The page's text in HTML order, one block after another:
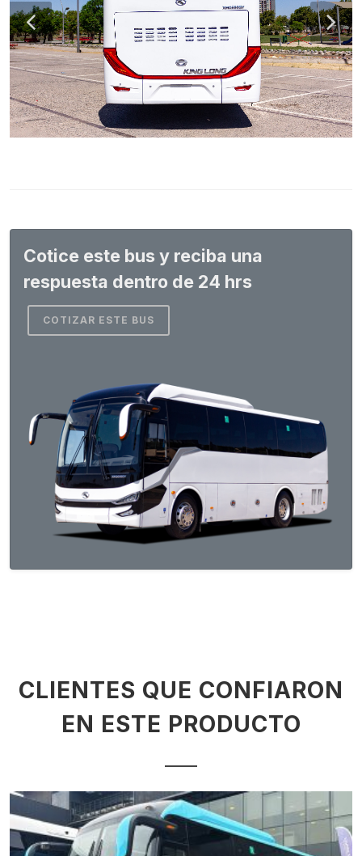
Cotice este bus y reciba una
respuesta dentro de 24 hrs
COTIZAR ESTE BUS
CLIENTES QUE CONFIARON
EN ESTE PRODUCTO